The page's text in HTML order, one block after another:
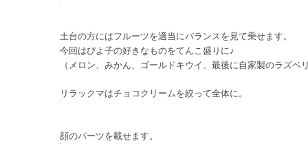
土台の方にはフルーツを適当にバランスを見て乗せます。
今回はぴよ子の好きなものをてんこ盛りに♪
（メロン、みかん、ゴールドキウイ、最後に自家製のラズベリ
リラックマはチョコクリームを絞って全体に。
顔のパーツを載せます。